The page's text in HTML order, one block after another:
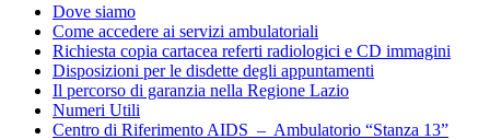
Dove siamo
Come accedere ai servizi ambulatoriali
Richiesta copia cartacea referti radiologici e CD immagini
Disposizioni per le disdette degli appuntamenti
Il percorso di garanzia nella Regione Lazio
Numeri Utili
Centro di Riferimento AIDS – Ambulatorio “Stanza 13”